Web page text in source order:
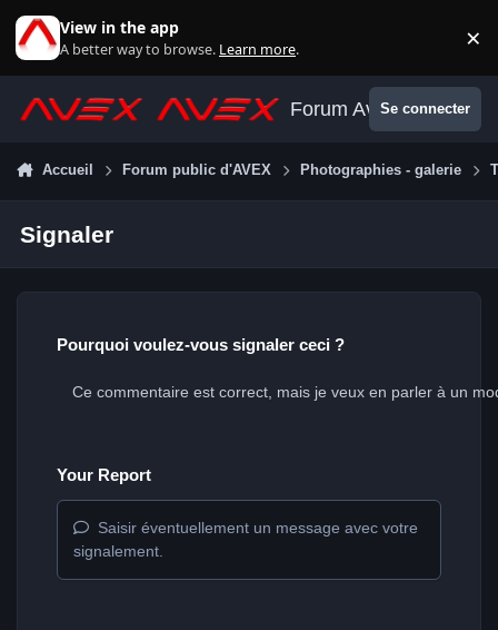
View in the app
A better way to browse. Learn more. ×
Forum AvexSe connecter
Accueil Forum public d'AVEX Photographies - galerie
Signaler
Pourquoi voulez-vous signaler ceci ?
Your Report
Saisir éventuellement un message avec votre
signalement.